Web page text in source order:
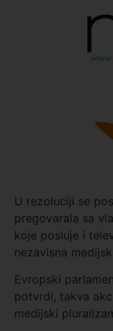
U rezoluciji se
pregovarala sa
koje posluje i
nezavisna
Evropski
potvrdi, takva
medijski